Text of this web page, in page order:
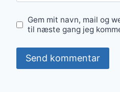
Gem mit navn, mail og
til næste gang jeg